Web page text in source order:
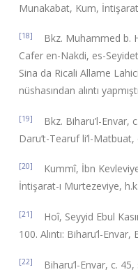
Munakabat, Kum,
[18]
Bkz. Muhammed b.
Cafer en-Nakdi, es-
Sina da Ricali Allame
nüshasından alıntı
[19]
Bkz. Biharu’l-Envar,
Daru’t-Tearuf li’l-Matbuat,
[20]
Kummî, İbn
İntişarat-ı Murtezeviye,
[21]
Hoî, Seyyid Ebul
100. Alıntı: Biharu’l-
[22] Biharu’l-Envar, c. 45,